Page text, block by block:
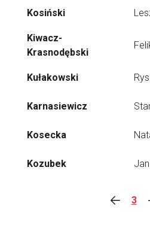
Kosiński
Kiwacz-
Krasnodębski
Kułakowski
Karnasiewicz
Kosecka
Kozubek Jan
3